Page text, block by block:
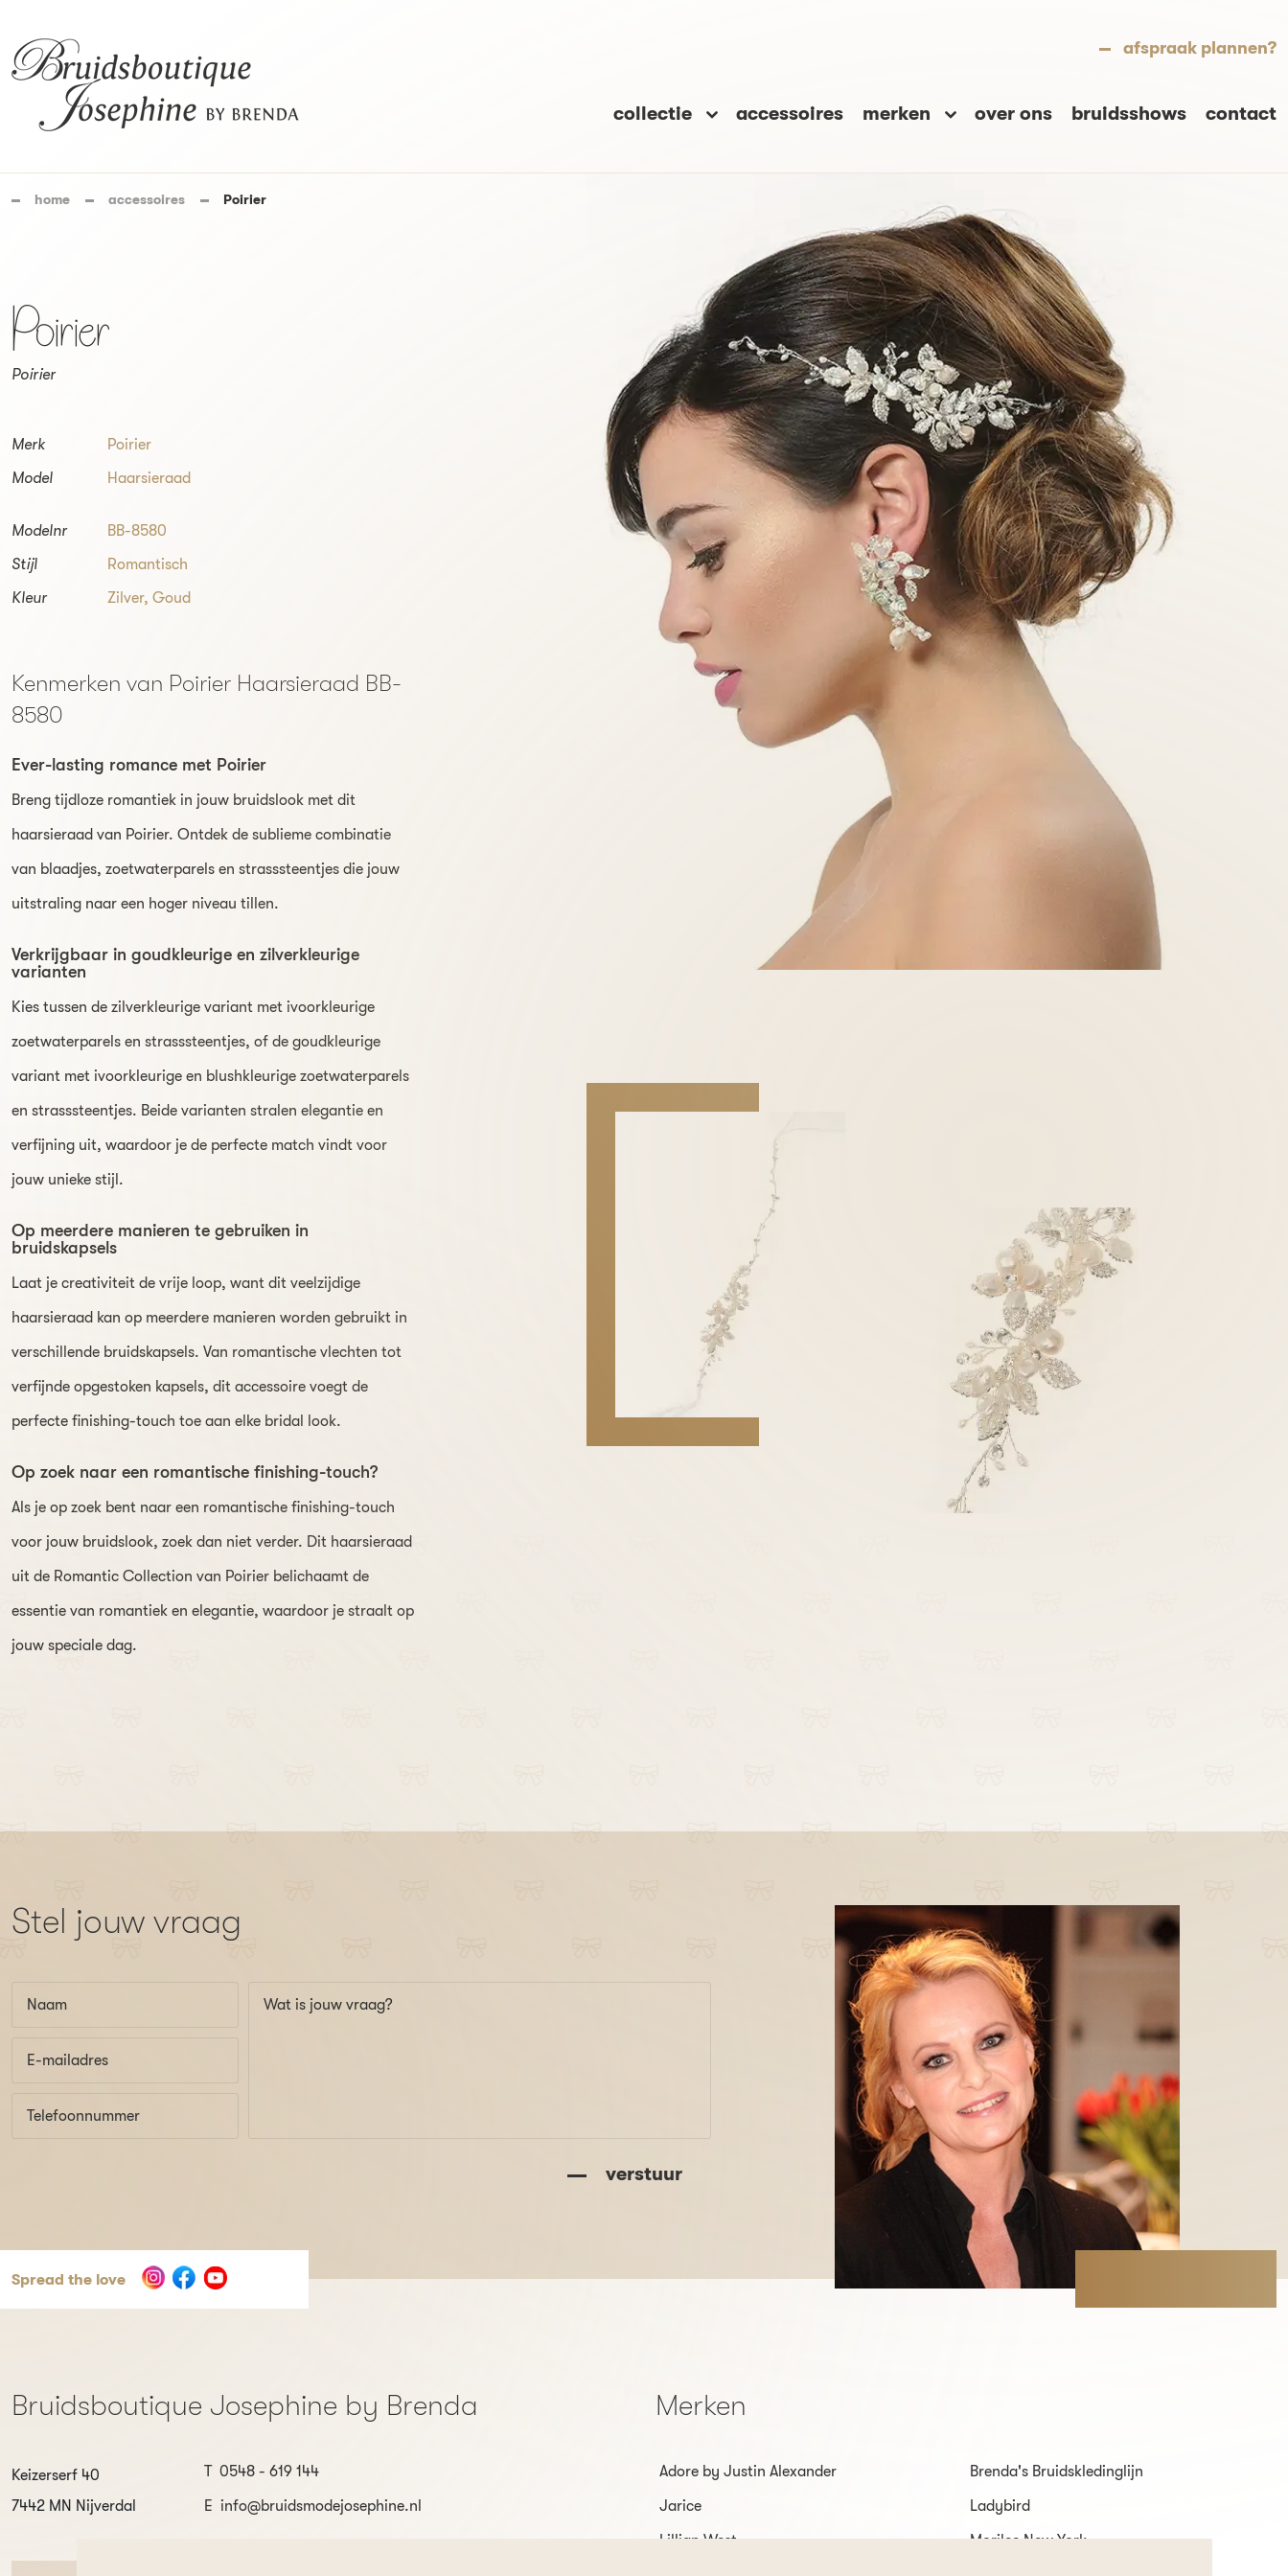
afspraak plannen?
collectie accessoires merken over ons bruidsshows contact
home accessoires Poirier
Poirier
Poirier
Merk
Poirier
Model
Haarsieraad
Modelnr
BB-8580
Stijl
Romantisch
Kleur
Zilver, Goud
Kenmerken van Poirier Haarsieraad BB-
8580
Ever-lasting romance met Poirier
Breng tijdloze romantiek in jouw bruidslook met dit
haarsieraad van Poirier. Ontdek de sublieme combinatie
van blaadjes, zoetwaterparels en strasssteentjes die jouw
uitstraling naar een hoger niveau tillen.
Verkrijgbaar in goudkleurige en zilverkleurige
varianten
Kies tussen de zilverkleurige variant met ivoorkleurige
zoetwaterparels en strasssteentjes, of de goudkleurige
variant met ivoorkleurige en blushkleurige zoetwaterparels
en strasssteentjes. Beide varianten stralen elegantie en
verfijning uit, waardoor je de perfecte match vindt voor
jouw unieke stijl.
Op meerdere manieren te gebruiken in
bruidskapsels
Laat je creativiteit de vrije loop, want dit veelzijdige
haarsieraad kan op meerdere manieren worden gebruikt in
verschillende bruidskapsels. Van romantische vlechten tot
verfijnde opgestoken kapsels, dit accessoire voegt de
perfecte finishing-touch toe aan elke bridal look.
Op zoek naar een romantische finishing-touch?
Als je op zoek bent naar een romantische finishing-touch
voor jouw bruidslook, zoek dan niet verder. Dit haarsieraad
uit de Romantic Collection van Poirier belichaamt de
essentie van romantiek en elegantie, waardoor je straalt op
jouw speciale dag.
Stel jouw vraag
verstuur
Spread the love
Bruidsboutique Josephine by Brenda
Keizerserf 40
7442 MN Nijverdal
T 0548 - 619 144
E info@bruidsmodejosephine.nl
Merken
Adore by Justin Alexander
Brenda's Bruidskledinglijn
Jarice
Ladybird
Lillian West
Morilee New York